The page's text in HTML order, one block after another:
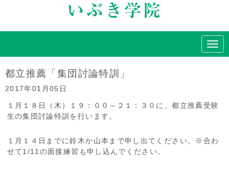
N
a
i
o
都立推薦「集団討論特訓」
2017年01月05日
１月１８日（木）１９：００～２１：３０に、都立推薦受験
生の集団討論特訓を行います。
１月１４日までに鈴木か山本まで申し出てください。※合わ
せて1/11の面接練習も申し込んでください。